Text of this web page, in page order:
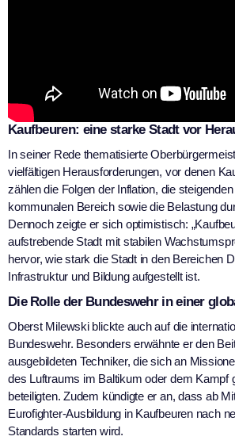
Kaufbeuren: eine starke Stadt vor
In seiner Rede thematisierte
vielfältigen Herausforderungen, vor denen
zählen die Folgen der Inflation, die
kommunalen Bereich sowie die Belastung
Dennoch zeigte er sich optimistisch:
aufstrebende Stadt mit stabilen
hervor, wie stark die Stadt in den Bereichen
Infrastruktur und Bildung aufgestellt ist.
Die Rolle der Bundeswehr in einer
Oberst Milewski blickte auch auf die
Bundeswehr. Besonders erwähnte er den
ausgebildeten Techniker, die sich an
des Luftraums im Baltikum oder dem Kampf
beteiligten. Zudem kündigte er an, dass ab
Eurofighter-Ausbildung in Kaufbeuren nach
Standards starten wird.